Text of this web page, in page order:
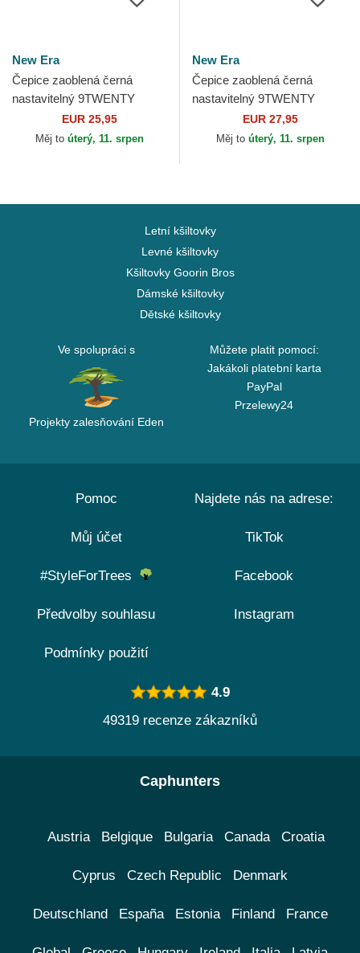
New Era
Čepice zaoblená černá
nastavitelný 9TWENTY
League Essential Los
Angeles Dodgers MLB New
EUR 25,95
Měj to úterý, 11. srpen
New Era
Čepice zaoblená černá
nastavitelný 9TWENTY
Washed Los Angeles
Dodgers MLB New Era
EUR 27,95
Měj to úterý, 11. srpen
Letní kšiltovky
Levné kšiltovky
Kšiltovky Goorin Bros
Dámské kšiltovky
Dětské kšiltovky
Ve spolupráci s
Projekty zalesňování Eden
Můžete platit pomocí:
Jakákoli platební karta
PayPal
Przelewy24
Pomoc
Můj účet
#StyleForTrees
Předvolby souhlasu
Podmínky použití
Najdete nás na adrese:
TikTok
Facebook
Instagram
4.9
49319 recenze zákazníků
Caphunters
Austria Belgique Bulgaria Canada Croatia
Cyprus Czech Republic Denmark
Deutschland España Estonia Finland France